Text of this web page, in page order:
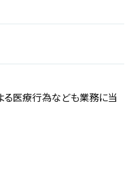
る医療行為なども業務に当